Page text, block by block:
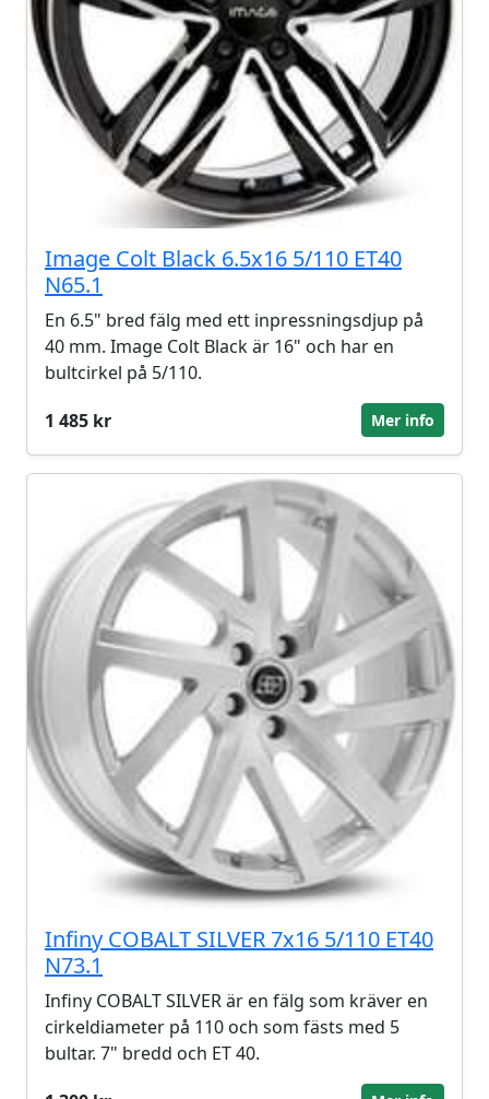
Image Colt Black 6.5x16 5/110 ET40
N65.1
En 6.5" bred fälg med ett inpressningsdjup på
40 mm. Image Colt Black är 16" och har en
bultcirkel på 5/110.
1 485 kr
Mer info
Infiny COBALT SILVER 7x16 5/110 ET40
N73.1
Infiny COBALT SILVER är en fälg som kräver en
cirkeldiameter på 110 och som fästs med 5
bultar. 7" bredd och ET 40.